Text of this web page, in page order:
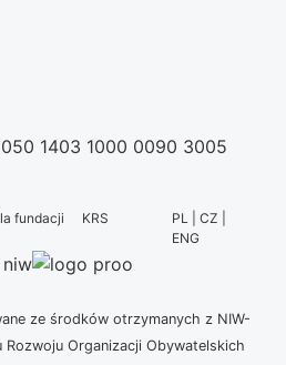
1403 1000 0090 3005
KRS
PL | CZ |
ENG
ze środków otrzymanych z NIW-
Rozwoju Organizacji Obywatelskich